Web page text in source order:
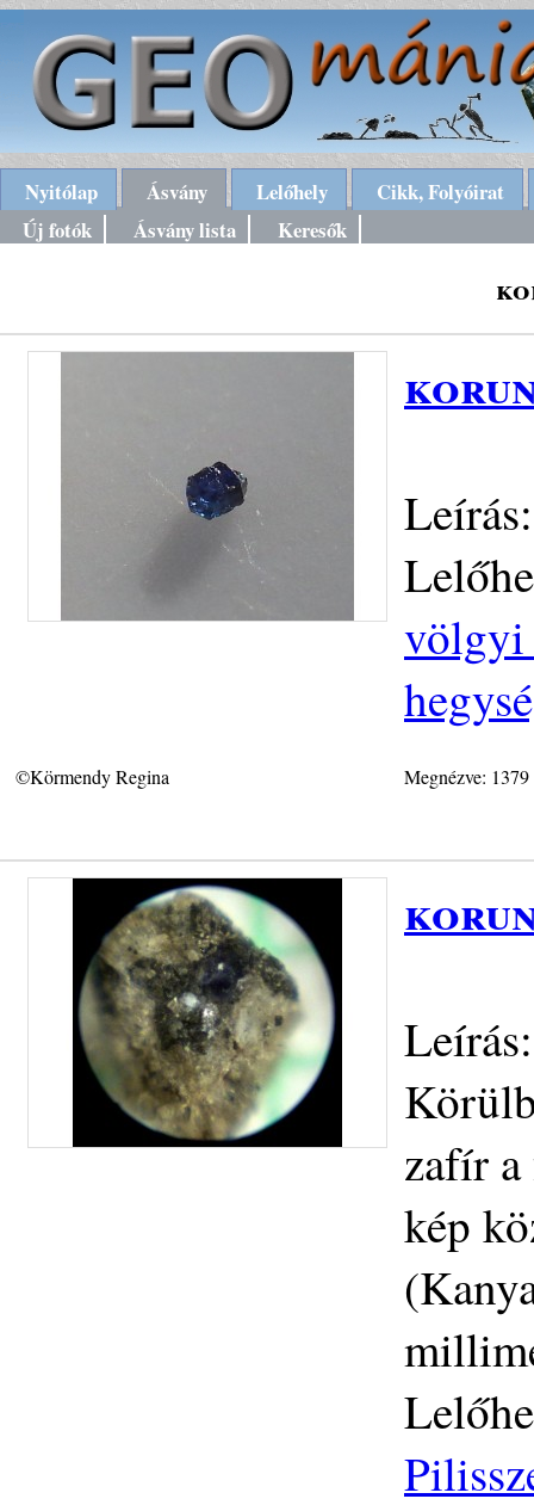
Nyitólap Ásvány Lelőhely
Cikk, Folyóirat
Új fotók
Ásvány lista Keresők
völgyi
©Körmendy Regina Megnézve:
zafír a
kép